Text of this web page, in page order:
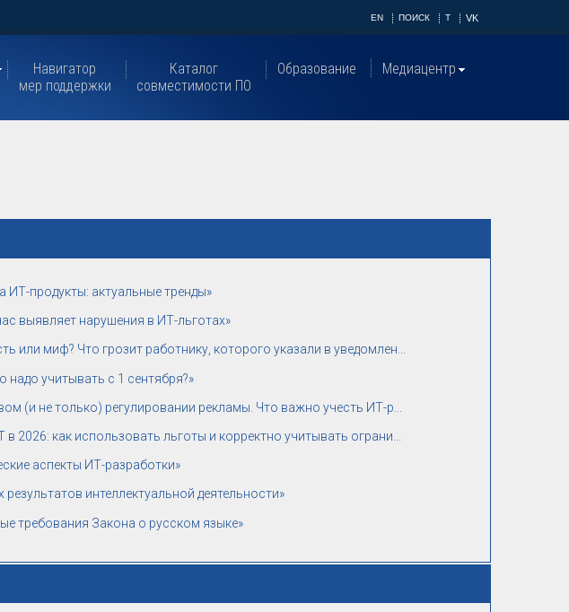
EN ПОИСК T VK
Навигатор
мер поддержки
Каталог
совместимости ПО
Образование Медиацентр
ИТ-продукты: актуальные тренды»
выявляет нарушения в ИТ-льготах»
или миф? Что грозит работнику, которого указали в уведомлен...
надо учитывать с 1 сентября?»
(и не только) регулировании рекламы. Что важно учесть ИТ-р...
2026: как использовать льготы и корректно учитывать ограни...
аспекты ИТ-разработки»
интеллектуальной деятельности»
требования Закона о русском языке»